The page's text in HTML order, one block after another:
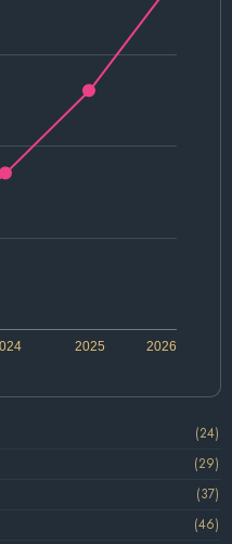
2026
2025
(24)
(29)
(37)
(46)